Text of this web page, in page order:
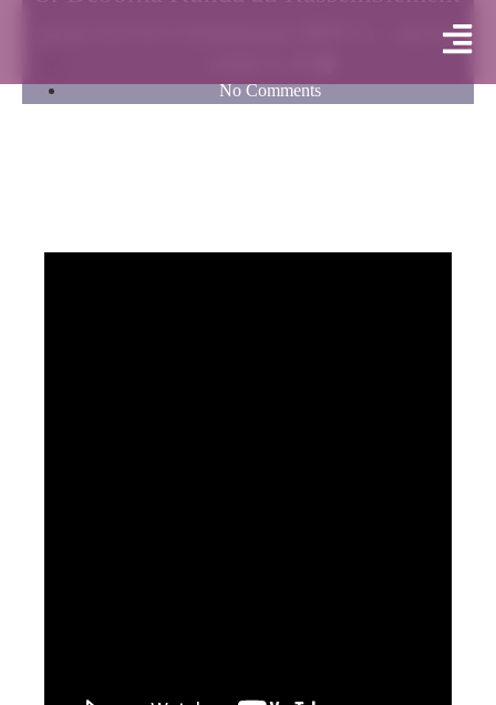
pour la Foi Chrétienne (RFC) – mcoe
No Comments